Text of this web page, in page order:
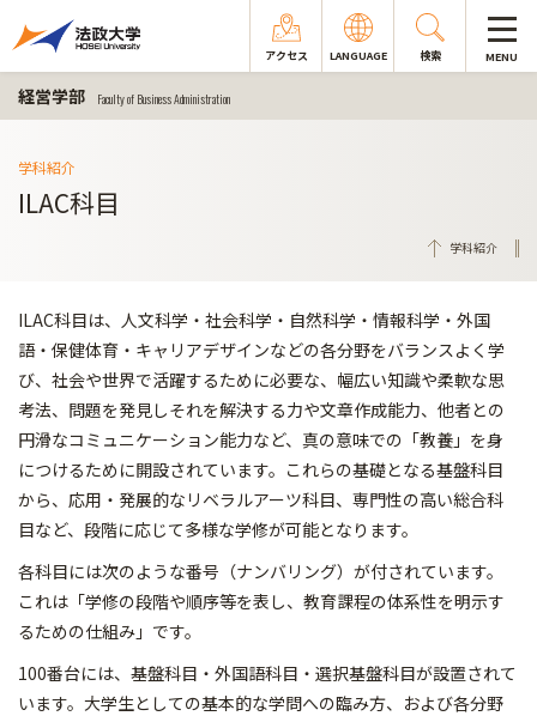
アクセス LANGUAGE 検索 MENU
経営学部 Faculty of Business Administration
学科紹介
ILAC科目
学科紹介
ILAC科目は、人文科学・社会科学・自然科学・情報科学・外国
語・保健体育・キャリアデザインなどの各分野をバランスよく学
び、社会や世界で活躍するために必要な、幅広い知識や柔軟な思
考法、問題を発見しそれを解決する力や文章作成能力、他者との
円滑なコミュニケーション能力など、真の意味での「教養」を身
につけるために開設されています。これらの基礎となる基盤科目
から、応用・発展的なリベラルアーツ科目、専門性の高い総合科
目など、段階に応じて多様な学修が可能となります。
各科目には次のような番号（ナンバリング）が付されています。
これは「学修の段階や順序等を表し、教育課程の体系性を明示す
るための仕組み」です。
100番台には、基盤科目・外国語科目・選択基盤科目が設置されて
います。大学生としての基本的な学問への臨み方、および各分野